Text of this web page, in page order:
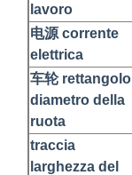
lavoro
电源 corrente
elettrica
车轮 rettangolo
diametro della
ruota
traccia
larghezza del